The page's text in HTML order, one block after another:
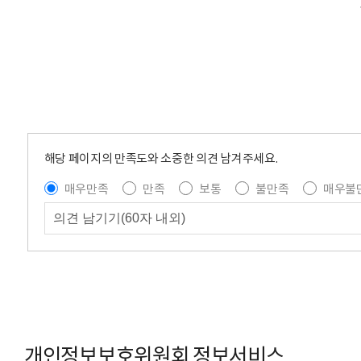
해당 페이지의 만족도와 소중한 의견 남겨주세요.
매우만족
만족 보통 불만족 매우불